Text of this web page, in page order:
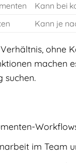
Kann bei
Kann je
ohne
machen
suchen.
im Team